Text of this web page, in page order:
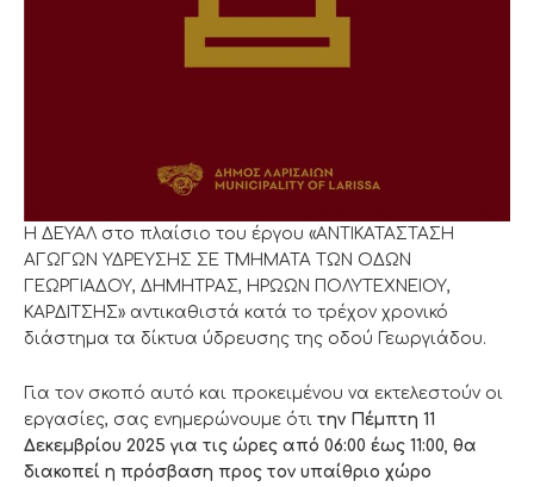
Η ΔΕΥΑΛ στο πλαίσιο του έργου «ΑΝΤΙΚΑΤΑΣΤΑΣΗ
ΑΓΩΓΩΝ ΥΔΡΕΥΣΗΣ ΣΕ ΤΜΗΜΑΤΑ ΤΩΝ ΟΔΩΝ
ΓΕΩΡΓΙΑΔΟΥ, ΔΗΜΗΤΡΑΣ, ΗΡΩΩΝ ΠΟΛΥΤΕΧΝΕΙΟΥ,
ΚΑΡΔΙΤΣΗΣ» αντικαθιστά κατά το τρέχον χρονικό
διάστημα τα δίκτυα ύδρευσης της οδού Γεωργιάδου.
Για τον σκοπό αυτό και προκειμένου να εκτελεστούν οι
εργασίες, σας ενημερώνουμε ότι την Πέμπτη 11
Δεκεμβρίου 2025 για τις ώρες από 06:00 έως 11:00, θα
διακοπεί η πρόσβαση προς τον υπαίθριο χώρο